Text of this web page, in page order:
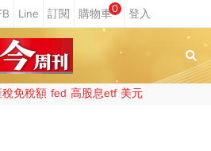
0
免稅額 fed 高股息etf 美元